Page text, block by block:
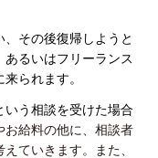
その後復帰しようと
るいはフリーランス
られます。
う相談を受けた場合
お給料の他に、相談者
ていきます。また、